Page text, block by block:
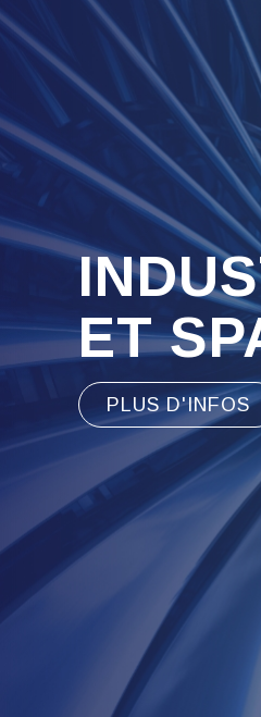
ET
PLUS D'INFOS